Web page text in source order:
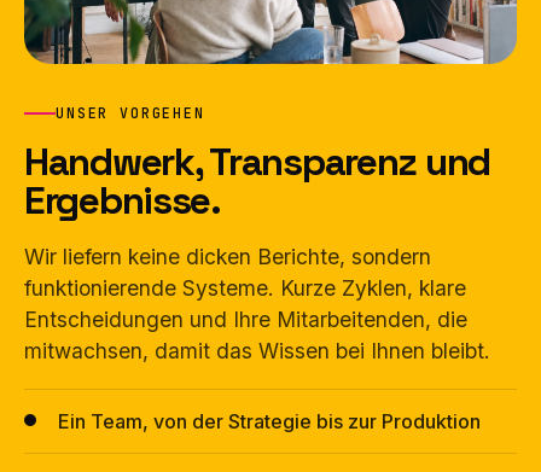
UNSER VORGEHEN
Handwerk, Transparenz und
Ergebnisse.
Wir liefern keine dicken Berichte, sondern
funktionierende Systeme. Kurze Zyklen, klare
Entscheidungen und Ihre Mitarbeitenden, die
mitwachsen, damit das Wissen bei Ihnen bleibt.
Ein Team, von der Strategie bis zur Produktion